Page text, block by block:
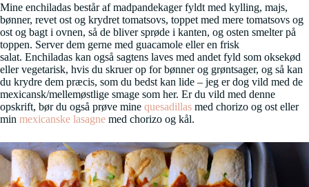
Mine enchiladas består af madpandekager fyldt med kylling, majs,
bønner, revet ost og krydret tomatsovs, toppet med mere tomatsovs og
ost og bagt i ovnen, så de bliver sprøde i kanten, og osten smelter på
toppen. Server dem gerne med guacamole eller en frisk
salat. Enchiladas kan også sagtens laves med andet fyld som oksekød
eller vegetarisk, hvis du skruer op for bønner og grøntsager, og så kan
du krydre dem præcis, som du bedst kan lide – jeg er dog vild med de
mexicansk/mellemøstlige smage som her. Er du vild med denne
opskrift, bør du også prøve mine quesadillas med chorizo og ost eller
min mexicanske lasagne med chorizo og kål.